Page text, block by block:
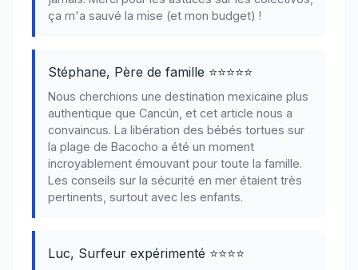
ça m'a sauvé la mise (et mon budget) !
Stéphane, Père de famille ⭐⭐⭐⭐⭐
Nous cherchions une destination mexicaine plus
authentique que Cancún, et cet article nous a
convaincus. La libération des bébés tortues sur
la plage de Bacocho a été un moment
incroyablement émouvant pour toute la famille.
Les conseils sur la sécurité en mer étaient très
pertinents, surtout avec les enfants.
Luc, Surfeur expérimenté ⭐⭐⭐⭐